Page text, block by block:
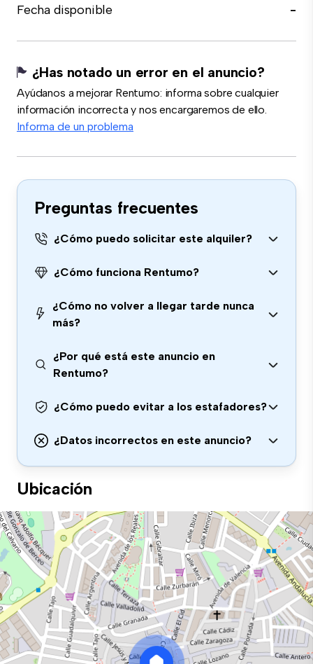
Fecha disponible
-
¿Has notado un error en el anuncio?
Ayúdanos a mejorar Rentumo: informa sobre cualquier
información incorrecta y nos encargaremos de ello.
Informa de un problema
Preguntas frecuentes
¿Cómo puedo solicitar este alquiler?
¿Cómo funciona Rentumo?
¿Cómo no volver a llegar tarde nunca
más?
¿Por qué está este anuncio en
Rentumo?
¿Cómo puedo evitar a los estafadores?
¿Datos incorrectos en este anuncio?
Ubicación